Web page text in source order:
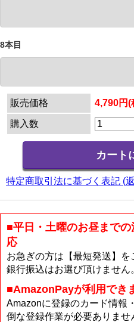
8本目
販売価格 4,790円(
購入数
特定商取引法に基づく表記 (
■平日・土曜のお昼まで
応
お急ぎの方は【最短発送】
銀行振込はお選び頂けません
■AmazonPayが利用でき
Amazonに登録のカード情報
倒な登録作業が必要ありませ